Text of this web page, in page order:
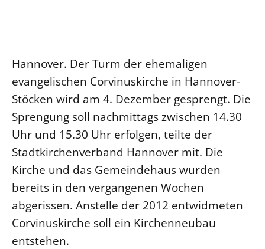
Hannover. Der Turm der ehemaligen
evangelischen Corvinuskirche in Hannover-
Stöcken wird am 4. Dezember gesprengt. Die
Sprengung soll nachmittags zwischen 14.30
Uhr und 15.30 Uhr erfolgen, teilte der
Stadtkirchenverband Hannover mit. Die
Kirche und das Gemeindehaus wurden
bereits in den vergangenen Wochen
abgerissen. Anstelle der 2012 entwidmeten
Corvinuskirche soll ein Kirchenneubau
entstehen.
LANDESKIRCHENAMT
Willkommen
Kollegium
Abteilungen des Landeskirchenamts
Rechnungsprüfungsamt
Fachstelle Sexualisierte Gewalt
Beschwerdestellen
Kirchenämter
Gleichstellung
Datenschutz
Positionen
Ökumene
Religionen
Nachhaltigkeit
Erneuerbare Energien
Mobilität
Naturschutz
Gebäude
Barrierefreiheit
Presse
Freie Stellen
Service für Gemeinden
Suche